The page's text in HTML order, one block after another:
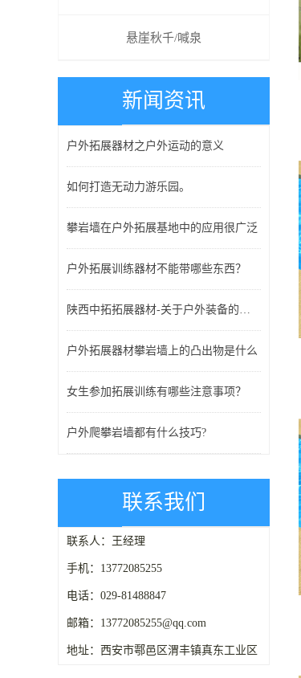
悬崖秋千/喊泉
新闻资讯
户外拓展器材之户外运动的意义
如何打造无动力游乐园。
攀岩墙在户外拓展基地中的应用很广泛
户外拓展训练器材不能带哪些东西？
陕西中拓拓展器材-关于户外装备的一些常识
户外拓展器材攀岩墙上的凸出物是什么
女生参加拓展训练有哪些注意事项？
户外爬攀岩墙都有什么技巧?
联系我们
联系人：王经理
手机：13772085255
电话：029-81488847
邮箱：13772085255@qq.com
地址：西安市鄠邑区渭丰镇真东工业区